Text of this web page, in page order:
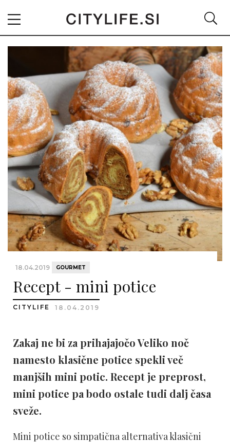
18.04.2019 GOURMET
Recept - mini potice
CITYLIFE 18.04.2019
Zakaj ne bi za prihajajočo Veliko noč
namesto klasične potice spekli več
manjših mini potic. Recept je preprost,
mini potice pa bodo ostale tudi dalj časa
sveže.
Mini potice so simpatična alternativa klasični